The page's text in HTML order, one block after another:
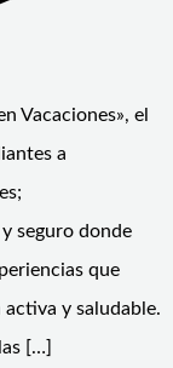
Vacaciones», el
a
seguro donde
que
y saludable.
[…]